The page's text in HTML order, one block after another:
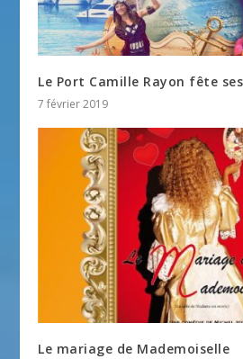
Le Port Camille Rayon fête
7 février 2019
Le mariage de Mademoiselle